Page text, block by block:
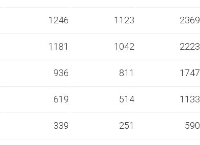
1246 1123 2369
1181 1042 2223
936 811 1747
619 514 1133
339 251 590